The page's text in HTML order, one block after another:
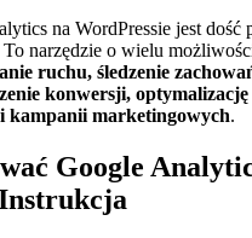
na WordPressie jest dość
To narzędzie o wielu
ruchu, śledzenie
konwersji,
kampanii marketingowych.
Google